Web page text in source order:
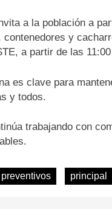
a la población a
y
a partir de las
es clave para
y todos.
trabajando con
preventivos principal